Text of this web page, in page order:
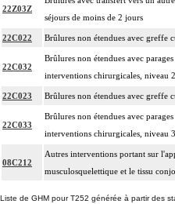
22Z03Z
séjours de moins de 2 jours
22C022 Brûlures non étendues avec greffe
22C032
Brûlures non étendues avec
interventions chirurgicales, niveau 2
22C023 Brûlures non étendues avec greffe
22C033
Brûlures non étendues avec
interventions chirurgicales, niveau 3
08C212
Autres interventions portant sur
musculosquelettique et le tissu
Liste de GHM pour T252 générée à partir des